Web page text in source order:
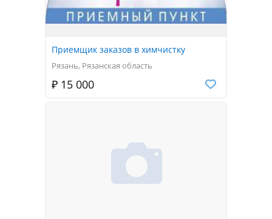
Приемщик заказов в химчистку
Рязань, Рязанская область
₽ 15 000